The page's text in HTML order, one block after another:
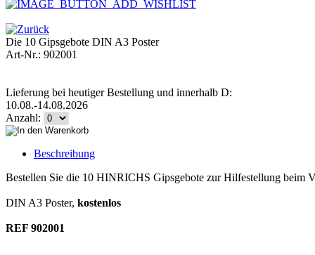
Die 10 Gipsgebote DIN A3 Poster
Art-Nr.: 902001
Lieferung bei heutiger Bestellung und innerhalb D:
10.08.-14.08.2026
Anzahl:
Beschreibung
Bestellen Sie die 10 HINRICHS Gipsgebote zur Hilfestellung beim
DIN A3 Poster, kostenlos
REF 902001